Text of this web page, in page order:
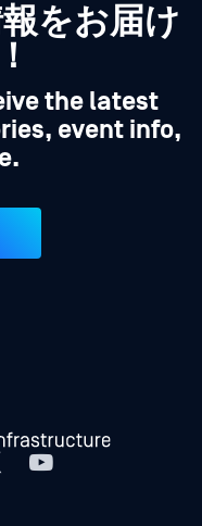
報をお届け
the latest
event info,